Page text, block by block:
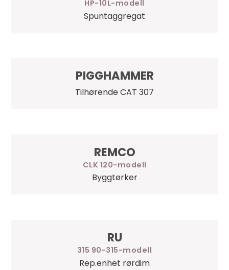
HP-10L
Spuntaggregat
PIGGHAMMER
Tilhørende CAT 307
REMCO
CLK 120
Byggtørker
RU
315 90-315
Rep.enhet rørdim